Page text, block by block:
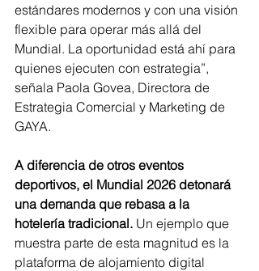
estándares modernos y con una visión
flexible para operar más allá del
Mundial. La oportunidad está ahí para
quienes ejecuten con estrategia”,
señala Paola Govea, Directora de
Estrategia Comercial y Marketing de
GAYA.
A diferencia de otros eventos
deportivos, el Mundial 2026 detonará
una demanda que rebasa a la
hotelería tradicional. Un ejemplo que
muestra parte de esta magnitud es la
plataforma de alojamiento digital